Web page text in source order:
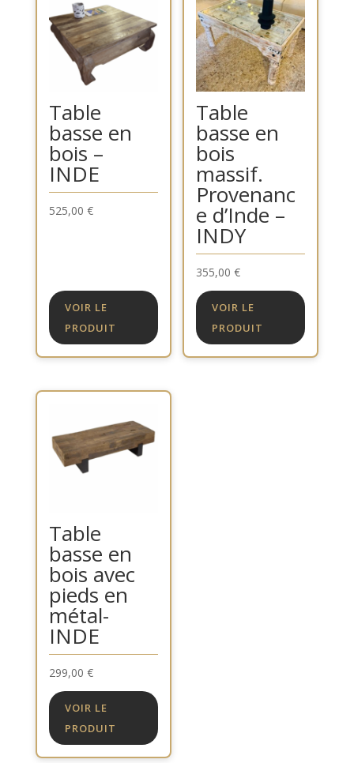
Table
basse en
bois –
INDE
525,00 €
VOIR LE
PRODUIT
Table
basse en
bois
massif.
Provenanc
e d’Inde –
INDY
355,00€
VOIR LE
PRODUIT
Table
basse en
bois avec
pieds en
métal-
INDE
299,00 €
VOIR LE
PRODUIT